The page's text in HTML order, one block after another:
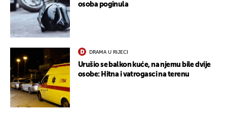
osoba poginula
DRAMA U RIJECI
Urušio se balkon kuće, na njemu bile dvije
osobe: Hitna i vatrogasci na terenu